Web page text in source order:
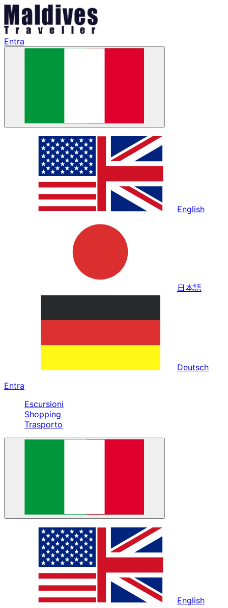
Entra
English
日本語
Deutsch
Entra
Escursioni
Shopping
Trasporto
English